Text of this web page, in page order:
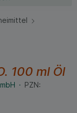
100 ml Öl
PZN: